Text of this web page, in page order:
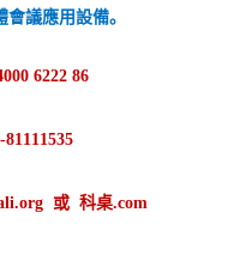
議應用設備。
6222 86
或 科桌.com